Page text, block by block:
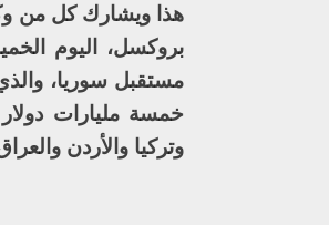
هذا ويشارك كل من
بروكسل، اليوم
مستقبل سوريا،
خمسة مليارات دولار
وتركيا والأردن